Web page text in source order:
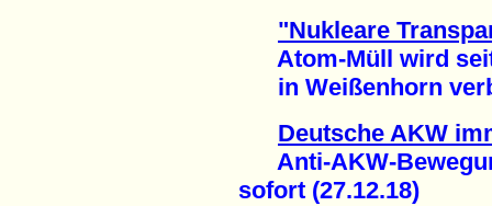
"Nukleare
Atom-Müll wird
in Weißenhorn
Deutsche AKW
Anti-AKW-
sofort (27.12.18)